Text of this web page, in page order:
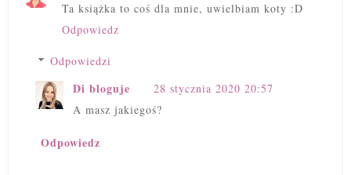
Ta książka to coś dla mnie, uwielbiam koty :D
Odpowiedz
Odpowiedzi
Di bloguje
28 stycznia 2020 20:57
A masz jakiegoś?
Odpowiedz